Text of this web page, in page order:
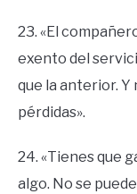
23. «El
exento del
que la anterior.
pérdidas».
24. «Tienes que
algo. No se